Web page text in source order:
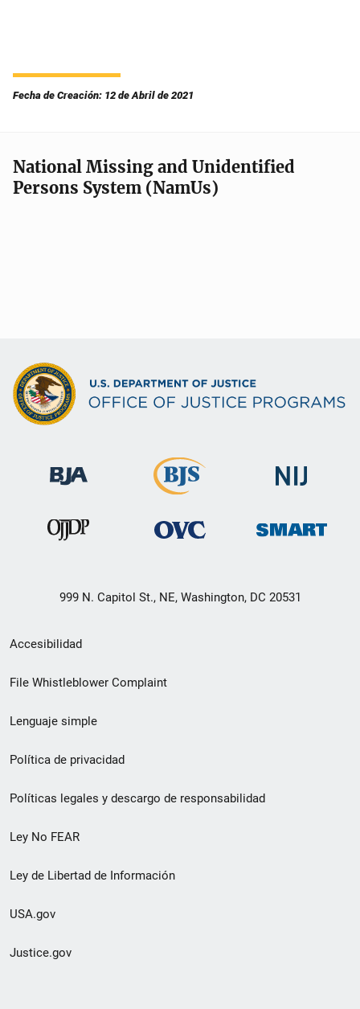
Fecha de Creación: 12 de Abril de 2021
National Missing and Unidentified
Persons System (NamUs)
999 N. Capitol St., NE, Washington, DC 20531
Menú
de
de
pie
de
página
Accesibilidad
File Whistleblower Complaint
Lenguaje simple
Política de privacidad
Políticas legales y descargo de responsabilidad
Ley No FEAR
Ley de Libertad de Información
USA.gov
Justice.gov